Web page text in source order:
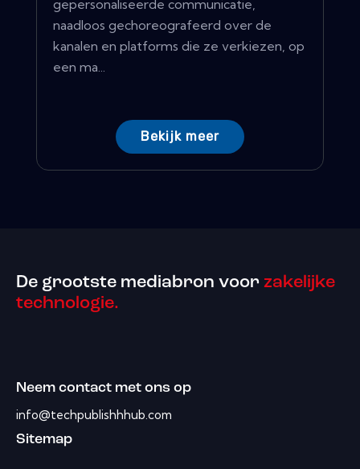
gepersonaliseerde communicatie,
naadloos gechoreografeerd over de
kanalen en platforms die ze verkiezen, op
een ma...
Bekijk meer
De grootste mediabron voor zakelijke
technologie.
Neem contact met ons op
info@techpublishhhub.com
Sitemap